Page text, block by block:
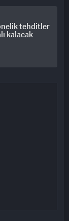
tehditler
kalacak